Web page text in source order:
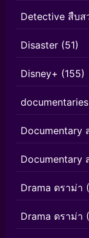
Detective สืบส
Disaster (51)
Disney+ (155)
documentaries
Documentary
Documentary
Drama ดราม่า
Drama ดราม่า